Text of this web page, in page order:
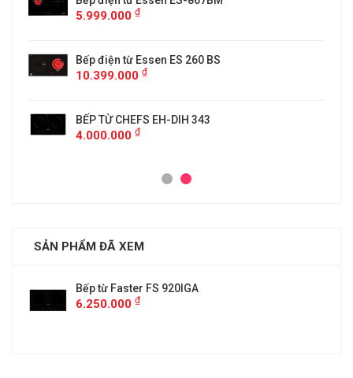
5.999.000 ₫
Bếp điện từ Essen ES 260 BS
10.399.000 ₫
BẾP TỪ CHEFS EH-DIH 343
4.000.000 ₫
SẢN PHẨM ĐÃ XEM
Bếp từ Faster FS 920IGA
6.250.000 ₫